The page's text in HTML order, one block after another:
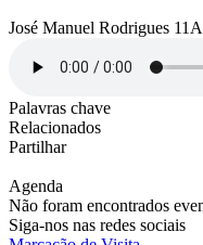
José Manuel Rodrigues
Palavras chave
Relacionados
Partilhar
Agenda
Não foram encontrados
Siga-nos nas redes sociais